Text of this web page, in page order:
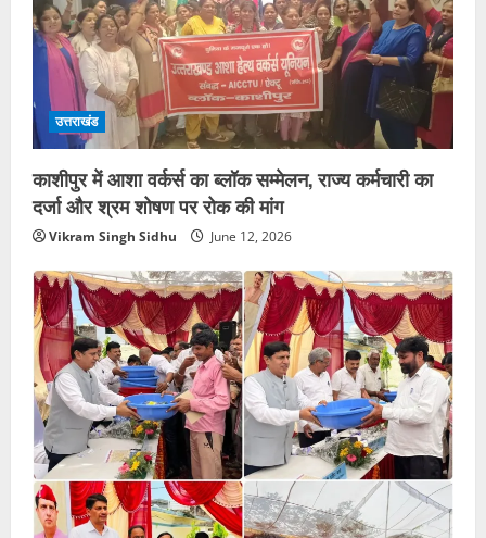
उत्तराखंड
काशीपुर में आशा वर्कर्स का ब्लॉक सम्मेलन, राज्य कर्मचारी का
दर्जा और श्रम शोषण पर रोक की मांग
Vikram Singh Sidhu June 12, 2026